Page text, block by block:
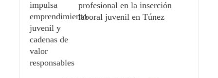
profesional en la inserción
laboral juvenil en Túnez